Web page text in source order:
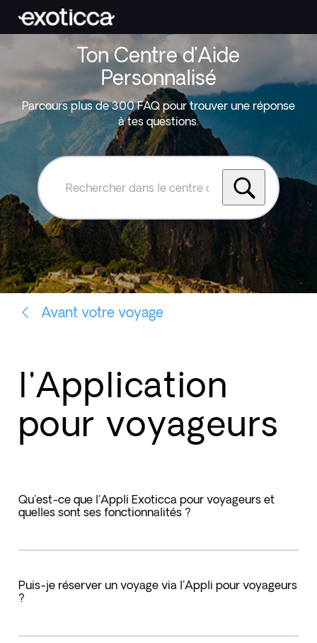
Ton Centre d’Aide
Personnalisé
Parcours plus de 300 FAQ pour trouver une réponse
à tes questions.
Rechercher
le
centre
d'aide
Exoticca
Avant votre voyage
l'Application
pour voyageurs
Qu'est-ce que l'Appli Exoticca pour voyageurs et
quelles sont ses fonctionnalités ?
Puis-je réserver un voyage via l'Appli pour voyageurs
?